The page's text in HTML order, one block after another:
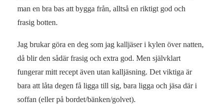
man en bra bas att bygga från, alltså en riktigt god och
frasig botten.
Jag brukar göra en deg som jag kalljäser i kylen över natten,
då blir den sådär frasig och extra god. Men självklart
fungerar mitt recept även utan kalljäsning. Det viktiga är
bara att låta degen få ligga till sig, bara ligga och jäsa där i
soffan (eller på bordet/bänken/golvet).